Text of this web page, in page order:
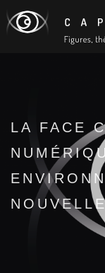
LA FACE